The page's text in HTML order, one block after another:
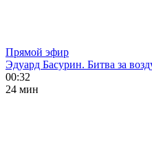
Прямой эфир
Эдуард Басурин. Битва за
00:32
24 мин